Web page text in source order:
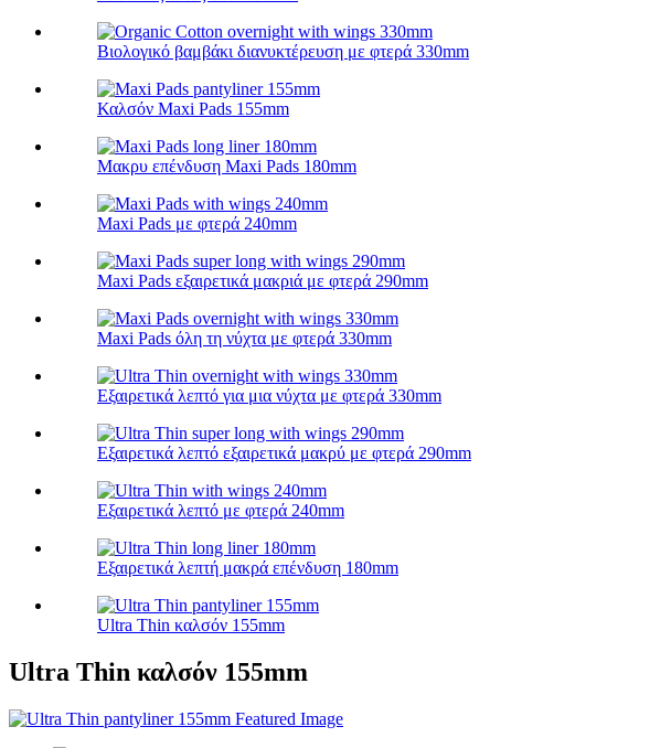
Βιολογικό βαμβάκι διανυκτέρευση με φτερά 330mm
Καλσόν Maxi Pads 155mm
Μακρυ επένδυση Maxi Pads 180mm
Maxi Pads με φτερά 240mm
Maxi Pads εξαιρετικά μακριά με φτερά 290mm
Maxi Pads όλη τη νύχτα με φτερά 330mm
Εξαιρετικά λεπτό για μια νύχτα με φτερά 330mm
Εξαιρετικά λεπτό εξαιρετικά μακρύ με φτερά 290mm
Εξαιρετικά λεπτό με φτερά 240mm
Εξαιρετικά λεπτή μακρά επένδυση 180mm
Ultra Thin καλσόν 155mm
Ultra Thin καλσόν 155mm